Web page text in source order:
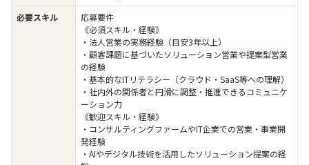
必要スキル
応募要件
《必須スキル・経験》
・法人営業の実務経験（目安3年以上）
・顧客課題に基づいたソリューション営業や提案型営業
の経験
・基本的なITリテラシー（クラウド・SaaS等への理解）
・社内外の関係者と円滑に調整・推進できるコミュニケ
ーション力
《歓迎スキル・経験》
・コンサルティングファームやIT企業での営業・事業開
発経験
・AIやデジタル技術を活用したソリューション提案の経